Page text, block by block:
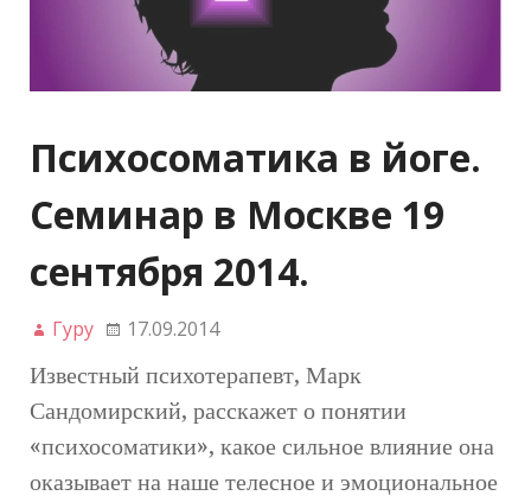
Психосоматика в йоге.
Семинар в Москве 19
сентября 2014.
Гуру 17.09.2014
Известный психотерапевт, Марк
Сандомирский, расскажет о понятии
«психосоматики», какое сильное влияние она
оказывает на наше телесное и эмоциональное